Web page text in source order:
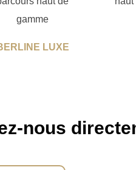
LUXE
nous